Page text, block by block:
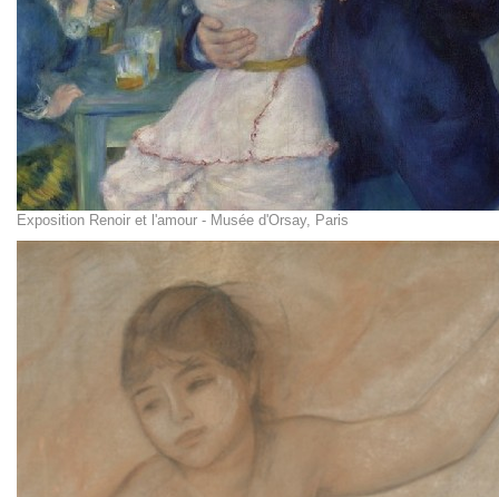
Exposition Renoir et l'amour - Musée d'Orsay, Paris